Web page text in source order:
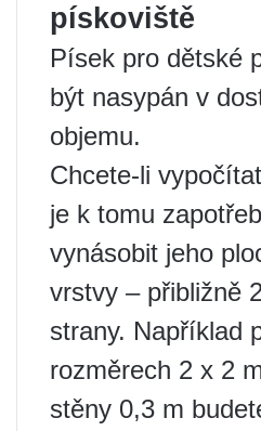
pískoviště
Písek pro dětské
být nasypán v
objemu.
Chcete-li
je k tomu
vynásobit jeho
vrstvy – přibližně
strany. Například
rozměrech 2 x 2
stěny 0,3 m